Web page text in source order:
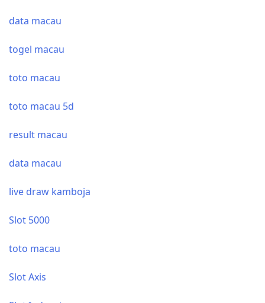
data macau
togel macau
toto macau
toto macau 5d
result macau
data macau
live draw kamboja
Slot 5000
toto macau
Slot Axis